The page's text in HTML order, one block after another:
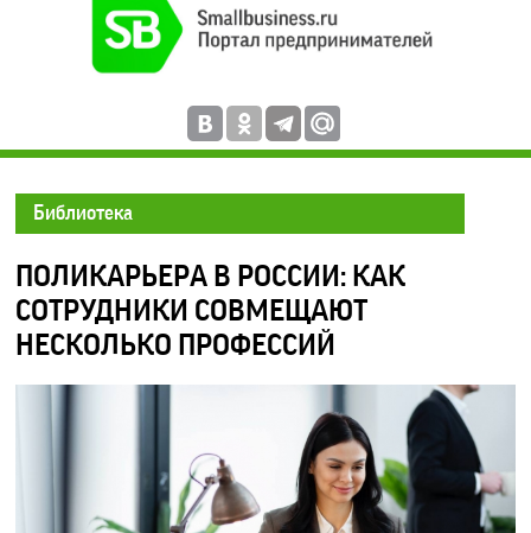
Библиотека
ПОЛИКАРЬЕРА В РОССИИ: КАК
СОТРУДНИКИ СОВМЕЩАЮТ
НЕСКОЛЬКО ПРОФЕССИЙ